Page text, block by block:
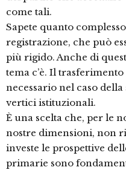
come tali.
Sapete quanto
registrazione, che può
più rigido. Anche di
tema c’è. Il
necessario nel caso
vertici istituzionali.
È una scelta che, per le
nostre dimensioni, non
investe le prospettive
primarie sono